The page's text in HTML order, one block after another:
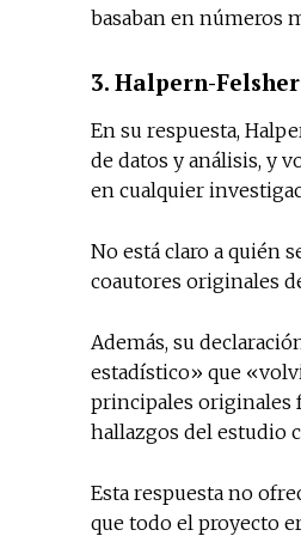
basaban en números
3. Halpern-
En su respuesta,
de datos y análisis, y
en cualquier
No está claro a quién
coautores originales
Además, su
estadístico» que
principales originales
hallazgos del estudio
Esta respuesta no
que todo el proyecto